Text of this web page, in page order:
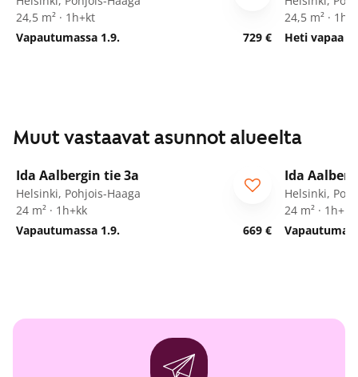
24,5 m² · 1h+kt
Vapautumassa 1.9.
729 €
24,5 m² ·
Heti vapaa
Muut vastaavat asunnot alueelta
Ida Aalbergin tie 3a
Helsinki, Pohjois-Haaga
24 m² · 1h+kk
Vapautumassa 1.9.
669 €
Ida
Helsinki,
24 m² · 1h+kk